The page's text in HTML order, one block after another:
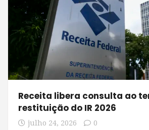
Receita libera consulta ao
restituição do IR 2026
julho 24, 2026 0